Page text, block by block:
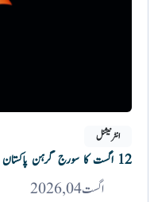
انٹرنیشنل
12 اگست کا سورج گرہن پاکستان میں نظر نہیں آئے گا
اگست 04, 2026